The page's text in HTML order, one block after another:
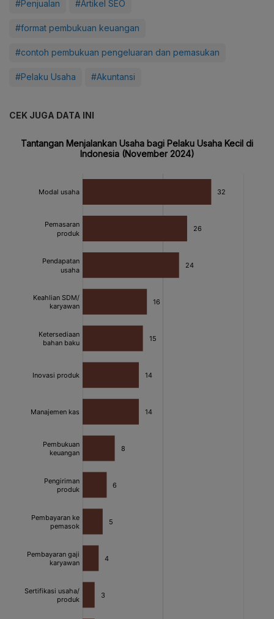
#Penjualan #Artikel SEO
#format pembukuan keuangan
#contoh pembukuan pengeluaran dan pemasukan
#Pelaku Usaha #Akuntansi
CEK JUGA DATA INI